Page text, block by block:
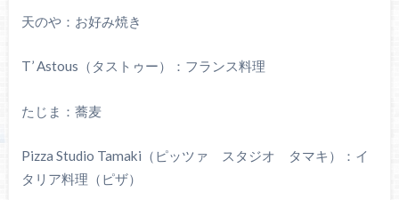
天のや：お好み焼き
T’ Astous（タストゥー）：フランス料理
たじま：蕎麦
Pizza Studio Tamaki（ピッツァ スタジオ タマキ）：イ
タリア料理（ピザ）